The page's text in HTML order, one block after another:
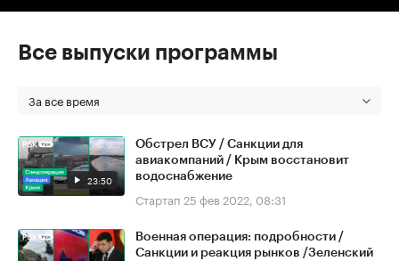
Все выпуски программы
За все время
23:50
Обстрел ВСУ / Санкции для
авиакомпаний / Крым восстановит
водоснабжение
Стартап 25 фев 2022, 08:31
Военная операция: подробности /
Санкции и реакция рынков /Зеленский